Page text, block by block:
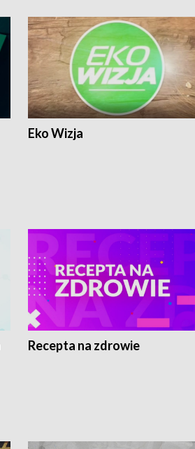
Eko Wizja
Recepta na zdrowie